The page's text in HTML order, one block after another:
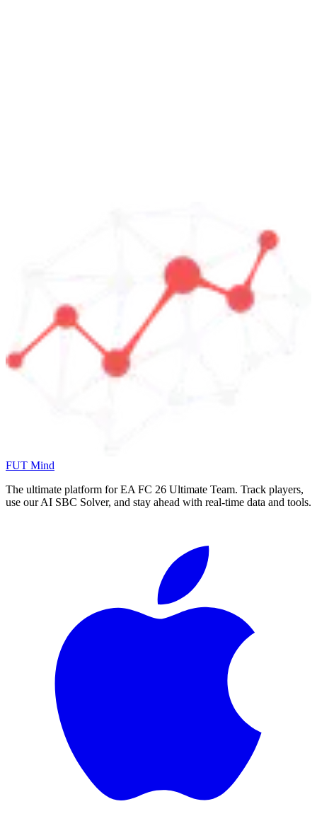
FUT Mind
The ultimate platform for EA FC 26 Ultimate Team. Track players,
use our AI SBC Solver, and stay ahead with real-time data and tools.